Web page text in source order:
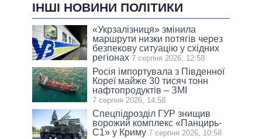
ІНШІ НОВИНИ ПОЛІТИКИ
«Укрзалізниця» змінила
маршрути низки потягів через
безпекову ситуацію у східних
регіонах 7 серпня 2026, 12:58
Росія імпортувала з Південної
Кореї майже 30 тисяч тонн
нафтопродуктів – ЗМІ
7 серпня 2026, 14:58
Спецпідрозділ ГУР знищив
ворожий комплекс «Панцирь-
С1» у Криму 7 серпня 2026, 10:58